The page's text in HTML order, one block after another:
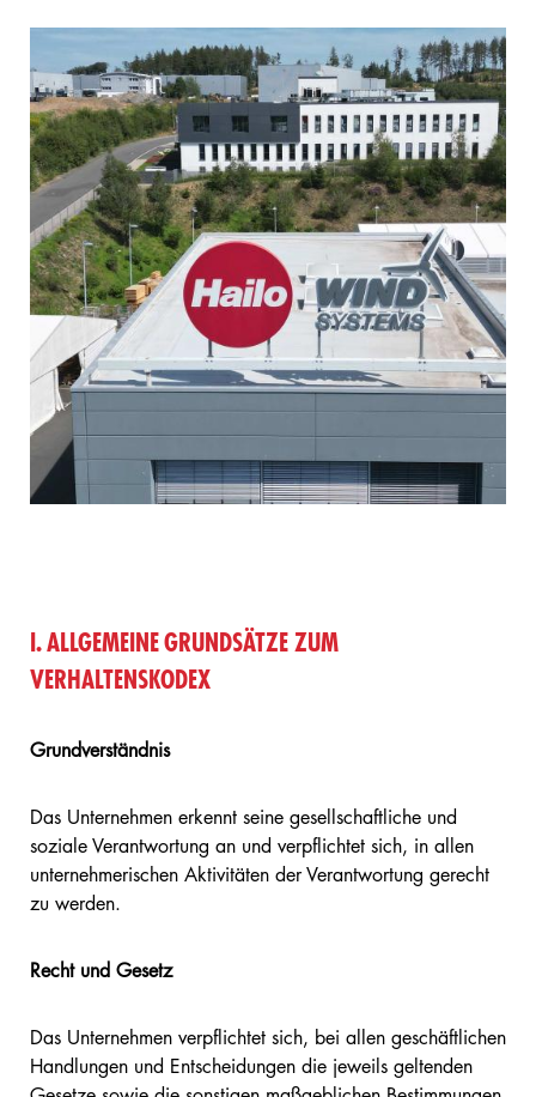
I. ALLGEMEINE GRUNDSÄTZE ZUM
VERHALTENSKODEX
Grundverständnis
Das Unternehmen erkennt seine gesellschaftliche und
soziale Verantwortung an und verpflichtet sich, in allen
unternehmerischen Aktivitäten der Verantwortung gerecht
zu werden.
Recht und Gesetz
Das Unternehmen verpflichtet sich, bei allen geschäftlichen
Handlungen und Entscheidungen die jeweils geltenden